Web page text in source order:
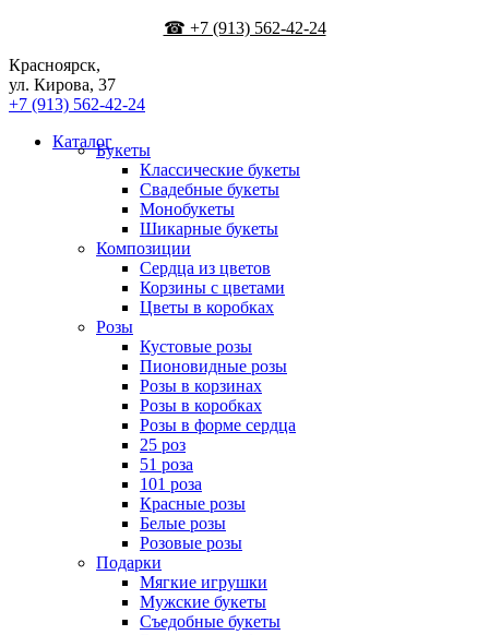
☎ +7 (913) 562-42-24
Красноярск,
ул. Кирова, 37
+7 (913) 562-42-24
КаталогБукеты
Классические букеты
Свадебные букеты
Монобукеты
Шикарные букеты
Композиции
Сердца из цветов
Корзины с цветами
Цветы в коробках
Розы
Кустовые розы
Пионовидные розы
Розы в корзинах
Розы в коробках
Розы в форме сердца
25 роз
51 роза
101 роза
Красные розы
Белые розы
Розовые розы
Подарки
Мягкие игрушки
Мужские букеты
Съедобные букеты